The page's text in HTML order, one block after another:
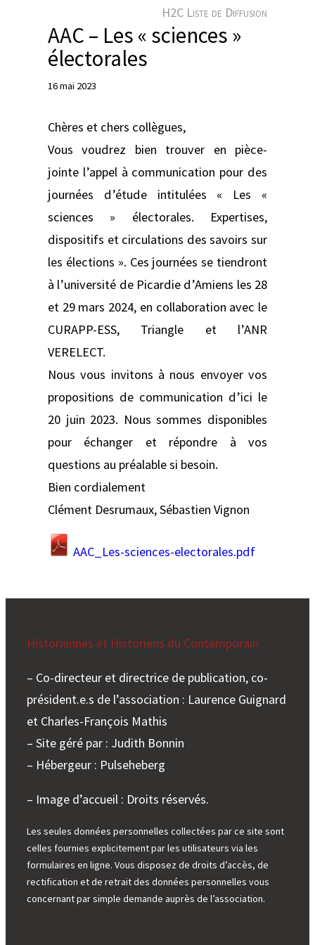
r
H2C Liste de Diffusion
AAC – Les « sciences »
électorales
16 mai 2023
Chères et chers collègues,
Vous voudrez bien trouver en pièce-
jointe l’appel à communication pour des
journées d’étude intitulées « Les «
sciences » électorales. Expertises,
dispositifs et circulations des savoirs sur
les élections ». Ces journées se tiendront
à l’université de Picardie d’Amiens les 28
et 29 mars 2024, en collaboration avec le
CURAPP-ESS, Triangle et l’ANR
VERELECT.
Nous vous invitons à nous envoyer vos
propositions de communication d’ici le
20 juin 2023. Nous sommes disponibles
pour échanger et répondre à vos
questions au préalable si besoin.
Bien cordialement
Clément Desrumaux, Sébastien Vignon
AAC_Les-sciences-electorales.pdf
Historiennes et Historiens du Contemporain
– Co-directeur et directrice de publication, co-
président.e.s de l’association : Laurence Guignard
et Charles-François Mathis
– Site géré par : Judith Bonnin
– Hébergeur : Pulseheberg
– Image d’accueil : Droits réservés.
Les seules données personnelles collectées par ce site sont
celles fournies explicitement par les utilisateurs via les
formulaires en ligne. Vous disposez de droits d’accès, de
rectification et de retrait des données personnelles vous
concernant par simple demande auprès de l’association.